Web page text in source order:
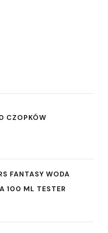
CZOPKÓW
FANTASY WODA
100 ML TESTER